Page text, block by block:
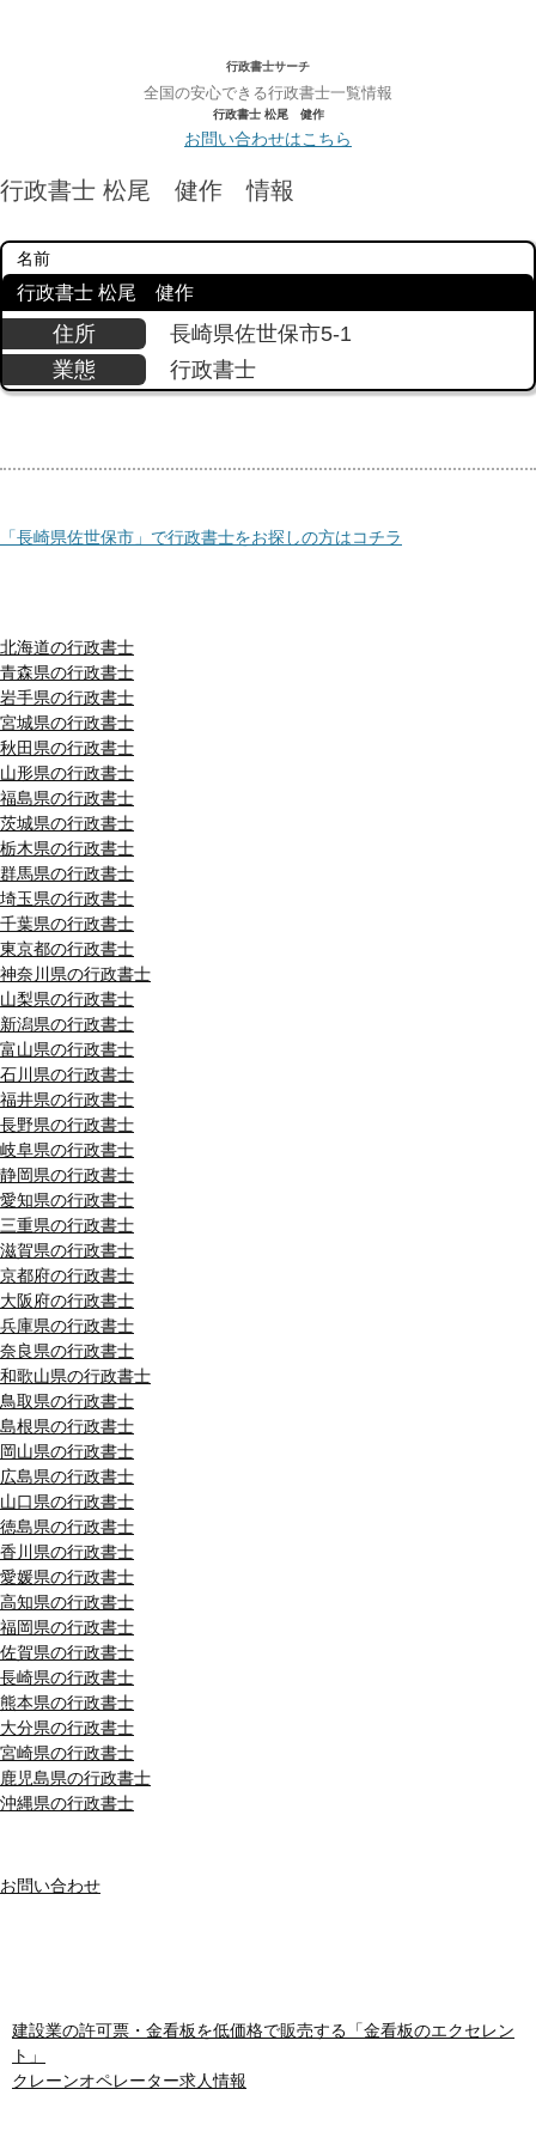
行政書士サーチ
全国の安心できる行政書士一覧情報
行政書士 松尾 健作
お問い合わせはこちら
行政書士 松尾 健作 情報
名前
行政書士 松尾 健作
住所
長崎県佐世保市5-1
業態
行政書士
「長崎県佐世保市」で行政書士をお探しの方はコチラ
北海道の行政書士
青森県の行政書士
岩手県の行政書士
宮城県の行政書士
秋田県の行政書士
山形県の行政書士
福島県の行政書士
茨城県の行政書士
栃木県の行政書士
群馬県の行政書士
埼玉県の行政書士
千葉県の行政書士
東京都の行政書士
神奈川県の行政書士
山梨県の行政書士
新潟県の行政書士
富山県の行政書士
石川県の行政書士
福井県の行政書士
長野県の行政書士
岐阜県の行政書士
静岡県の行政書士
愛知県の行政書士
三重県の行政書士
滋賀県の行政書士
京都府の行政書士
大阪府の行政書士
兵庫県の行政書士
奈良県の行政書士
和歌山県の行政書士
鳥取県の行政書士
島根県の行政書士
岡山県の行政書士
広島県の行政書士
山口県の行政書士
徳島県の行政書士
香川県の行政書士
愛媛県の行政書士
高知県の行政書士
福岡県の行政書士
佐賀県の行政書士
長崎県の行政書士
熊本県の行政書士
大分県の行政書士
宮崎県の行政書士
鹿児島県の行政書士
沖縄県の行政書士
お問い合わせ
建設業の許可票・金看板を低価格で販売する「金看板のエクセレン
ト」
クレーンオペレーター求人情報